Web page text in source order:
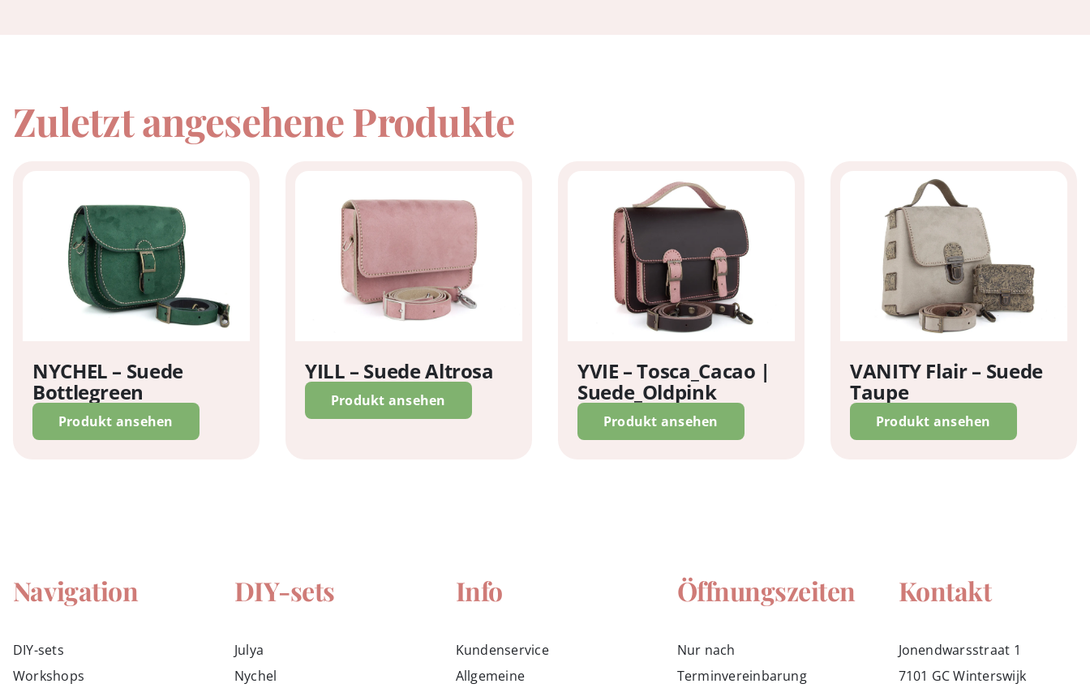
Zuletzt angesehene Produkte
NYCHEL – Suede
Bottlegreen
Produkt ansehen
YILL – Suede Altrosa
Produkt ansehen
YVIE – Tosca_Cacao |
Suede_Oldpink
Produkt ansehen
VANITY Flair – Suede
Taupe
Produkt ansehen
Navigation
DIY-sets
Workshops
DIY-sets
Julya
Nychel
Info
Kundenservice
Allgemeine
Öffnungszeiten
Nur nach
Terminvereinbarung
Kontakt
Jonendwarsstraat 1
7101 GC Winterswijk